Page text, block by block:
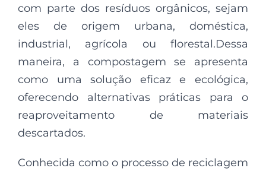
com parte dos resíduos orgânicos, sejam
eles de origem urbana, doméstica,
industrial, agrícola ou florestal.Dessa
maneira, a compostagem se apresenta
como uma solução eficaz e ecológica,
oferecendo alternativas práticas para o
reaproveitamento de materiais
descartados.
Conhecida como o processo de reciclagem